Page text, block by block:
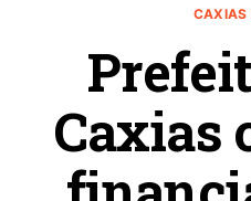
CAXIAS
Caxias